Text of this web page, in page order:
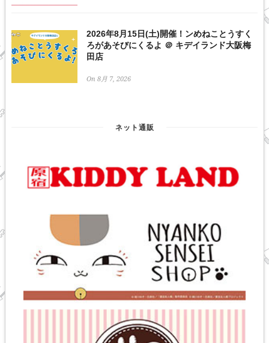
2026年8月15日(土)開催！ンめねことうすく
ろがあそびにくるよ ＠ キデイランド大阪梅
田店
On 8月 7, 2026
ネット通販